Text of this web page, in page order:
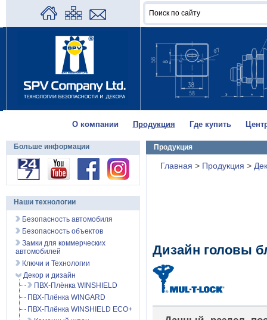
О компании Продукция Где купить
Продукция
Главная > Продукция >
Дизайн головы
Больше информации
Наши технологии
Безопасность автомобиля
Безопасность объектов
Замки для коммерческих
автомобилей
Ключи и Технологии
Декор и дизайн
ПВХ-Плёнка WINSHIELD
ПВХ-Плёнка WINGARD
ПВХ-Плёнка WINSHIELD ECO+